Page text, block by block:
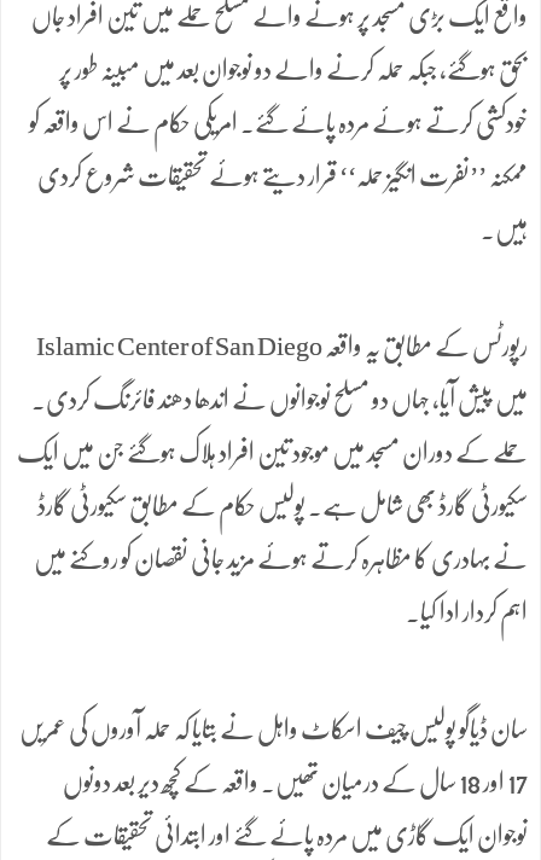
واقع ایک بڑی مسجد پر ہونے والے مسلح حملے میں تین افراد جاں
بحق ہوگئے، جبکہ حملہ کرنے والے دو نوجوان بعد میں مبینہ طور پر
خودکشی کرتے ہوئے مردہ پائے گئے۔ امریکی حکام نے اس واقعہ کو
ممکنہ ’’نفرت انگیز حملہ‘‘ قرار دیتے ہوئے تحقیقات شروع کردی
ہیں۔
رپورٹس کے مطابق یہ واقعہ Islamic Center of San Diego
میں پیش آیا، جہاں دو مسلح نوجوانوں نے اندھا دھند فائرنگ کردی۔
حملے کے دوران مسجد میں موجود تین افراد ہلاک ہوگئے جن میں ایک
سکیورٹی گارڈ بھی شامل ہے۔ پولیس حکام کے مطابق سکیورٹی گارڈ
نے بہادری کا مظاہرہ کرتے ہوئے مزید جانی نقصان کو روکنے میں
اہم کردار ادا کیا۔
سان ڈیاگو پولیس چیف اسکاٹ واہل نے بتایا کہ حملہ آوروں کی عمریں
17 اور 18 سال کے درمیان تھیں۔ واقعہ کے کچھ دیر بعد دونوں
نوجوان ایک گاڑی میں مردہ پائے گئے اور ابتدائی تحقیقات کے